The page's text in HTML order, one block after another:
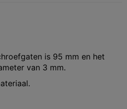
is 95 mm en het
van 3 mm.